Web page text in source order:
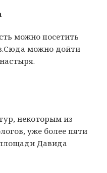
можно посетить
можно дойти
некоторым из
уже более пяти
Давида